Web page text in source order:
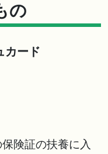
の
カード
険証の扶養に入